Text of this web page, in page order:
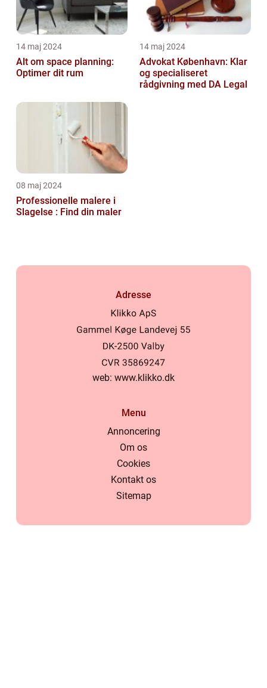
14 maj 2024
Alt om space planning:
Optimer dit rum
14 maj 2024
Advokat København: Klar
og specialiseret
rådgivning med DA Legal
08 maj 2024
Professionelle malere i
Slagelse : Find din maler
Adresse
web: www.klikko.dk
Menu
Annoncering
Om os
Cookies
Kontakt os
Sitemap